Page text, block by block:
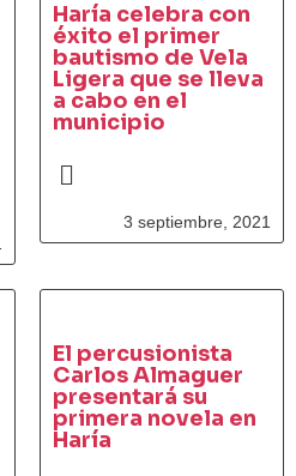
Haría celebra con
éxito el primer
bautismo de Vela
Ligera que se lleva
a cabo en el
municipio
3 septiembre, 2021
El percusionista
Carlos Almaguer
presentará su
primera novela en
Haría